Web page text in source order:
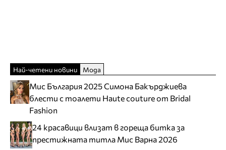
Най-четени новини Мода
Мис България 2025 Симона Бакърджиева
блести с тоалети Haute couture от Bridal
Fashion
24 красавици влизат в гореща битка за
престижната титла Мис Варна 2026